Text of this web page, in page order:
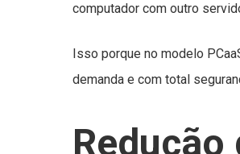
computador com outro
Isso porque no modelo
demanda e com total